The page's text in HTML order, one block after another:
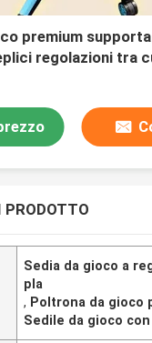
premium
regolazioni tra
e
PRODOTTO
Sedia da gioco a
pla
, Poltrona da gioco
Sedile da gioco